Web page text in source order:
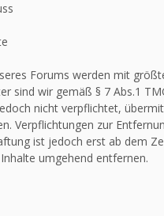
Forums werden mit
sind wir gemäß § 7 Abs.1
nicht verpflichtet,
Verpflichtungen zur
ist jedoch erst ab dem
umgehend entfernen.